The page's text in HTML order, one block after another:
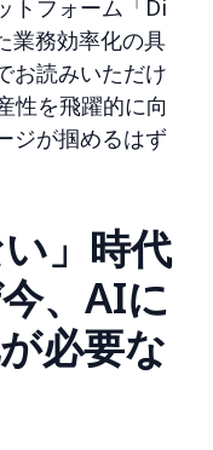
トフォーム「Di
業務効率化の具
お読みいただけ
性を飛躍的に向
ジが掴めるはず
」時代
、AIに
必要な